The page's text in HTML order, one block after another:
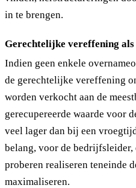
in te brengen.
Gerechtelijke vereffening
Indien geen enkele
de gerechtelijke vereffening
worden verkocht aan de
gerecupereerde waarde voor
veel lager dan bij een
belang, voor de
proberen realiseren teneinde
maximaliseren.